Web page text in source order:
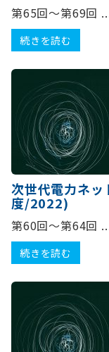
第65回～第69回
続きを読む
次世代電力ネ
度/2022)
第60回～第64回
続きを読む